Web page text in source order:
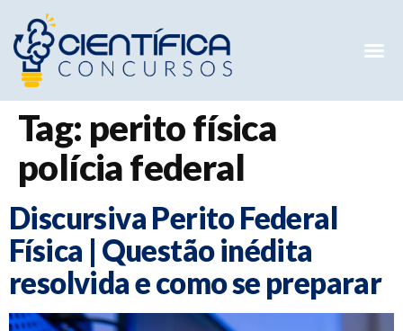
Tag: perito física
polícia federal
Discursiva Perito Federal
Física | Questão inédita
resolvida e como se preparar